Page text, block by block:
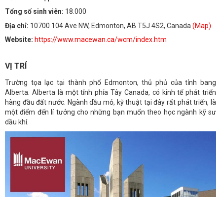
Tổng số sinh viên: 18.000
Địa chỉ: 10700 104 Ave NW, Edmonton, AB T5J 4S2, Canada (Map)
Website: https://www.macewan.ca/wcm/index.htm
VỊ TRÍ
Trường tọa lạc tại thành phố Edmonton, thủ phủ của tỉnh bang
Alberta. Alberta là một tỉnh phía Tây Canada, có kinh tế phát triển
hàng đầu đất nước. Ngành dầu mỏ, kỹ thuật tại đây rất phát triển, là
một điểm đến lí tưởng cho những bạn muốn theo học ngành kỹ sư
dầu khí.